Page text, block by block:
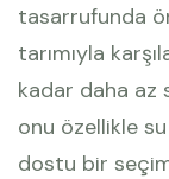
tasarrufunda
tarımıyla
kadar daha az
onu özellikle
dostu bir